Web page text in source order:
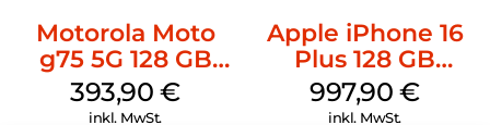
Motorola Moto
g75 5G 128 GB
Charcoal Gray
393,90€
inkl. MwSt.
Apple iPhone 16
Plus 128 GB
Schwarz
997,90€
inkl. MwSt.